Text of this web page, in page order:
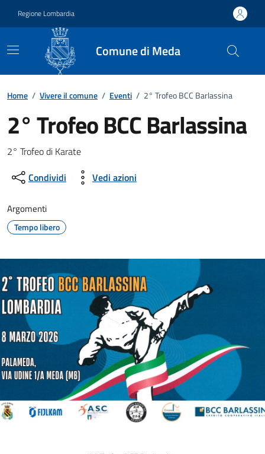
Regione Lombardia
Comune di Meda
Home / Vivere il comune / Eventi / 2° Trofeo BCC Barlassina
2° Trofeo BCC Barlassina
Dettagli della notizia
2° Trofeo di Karate
Condividi
Vedi azioni
Argomenti
Tempo libero